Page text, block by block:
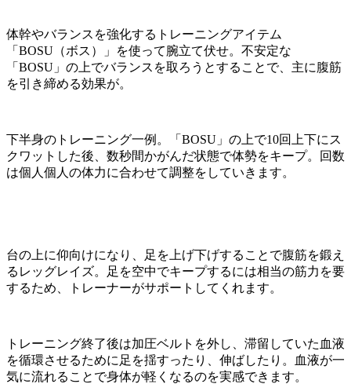
体幹やバランスを強化するトレーニングアイテム
「 BOSU （ボス）」を使って腕立て伏せ。不安定な
「 BOSU 」の上でバランスを取ろうとすることで、主に腹筋
を引き締める効果が。
下半身のトレーニング一例。「 BOSU 」の上で10回上下にス
クワットした後、数秒間かがんだ状態で体勢をキープ。回数
は個人個人の体力に合わせて調整をしていきます。
台の上に仰向けになり、足を上げ下げすることで腹筋を鍛え
るレッグレイズ。足を空中でキープするには相当の筋力を要
するため、トレーナーがサポートしてくれます。
トレーニング終了後は加圧ベルトを外し、滞留していた血液
を循環させるために足を揺すったり、伸ばしたり。血液が一
気に流れることで身体が軽くなるのを実感できます。